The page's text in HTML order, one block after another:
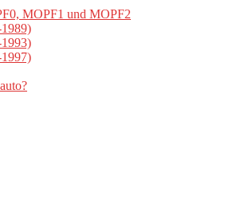
MOPF1 und MOPF2